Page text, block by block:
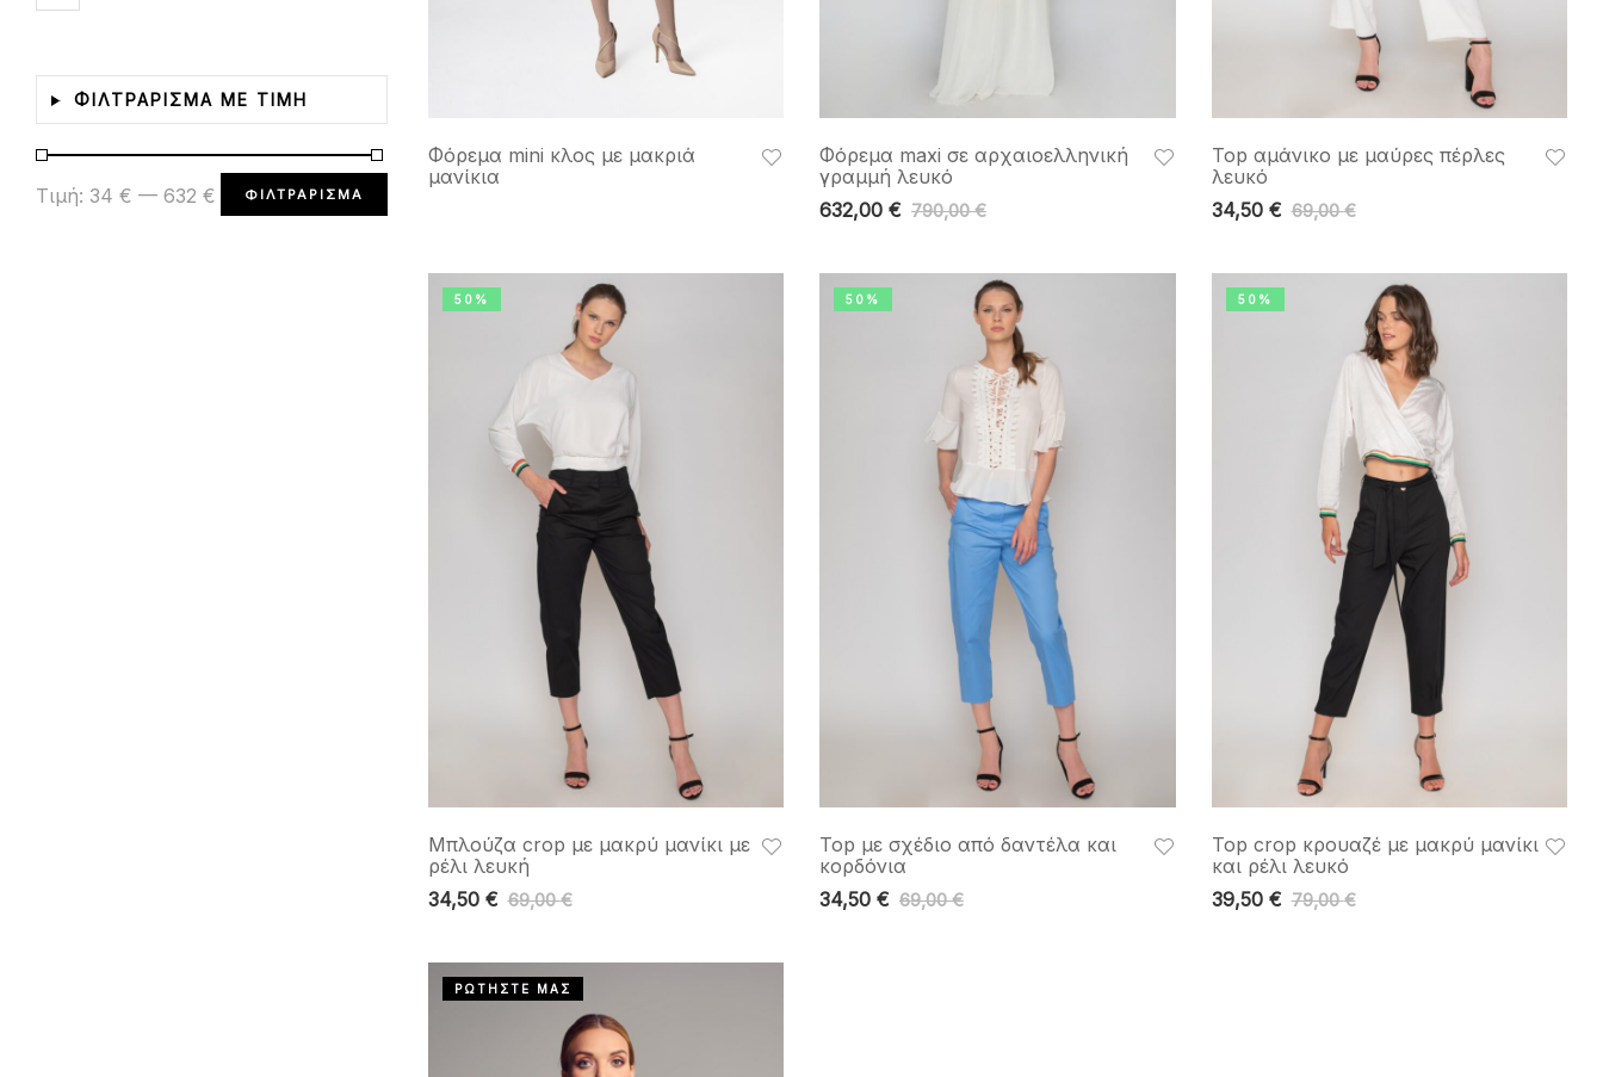
ΦΙΛΤΡΑΡΙΣΜΑ ΜΕ ΤΙΜΗ
ΦΙΛΤΡΆΡΙΣΜΑ
Τιμή: 34 € — 632 €
Φόρεμα mini κλος με μακριά
μανίκια
Φόρεμα maxi σε αρχαιοελληνική
γραμμή λευκό
790,00€
632,00 €
Top αμάνικο με μαύρες πέρλες
λευκό
69,00€
34,50 €
50%
Μπλούζα crop με μακρύ μανίκι με
ρέλι λευκή
69,00€
34,50 €
50%
Top με σχέδιο από δαντέλα και
κορδόνια
69,00€
34,50 €
50%
Top crop κρουαζέ με μακρύ μανίκι
και ρέλι λευκό
79,00€
39,50 €
ΡΩΤΗΣΤΕ ΜΑΣ